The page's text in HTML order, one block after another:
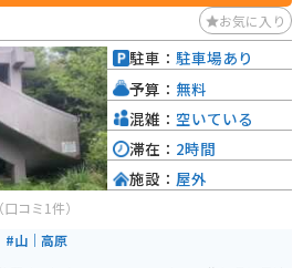
お気に入り
（口コミ1件）
#山｜高原
駐車： 駐車場あり
予算： 無料
混雑： 空いている
滞在： 2時間
施設： 屋外